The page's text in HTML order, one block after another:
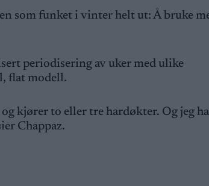
som funket i vinter helt ut: Å bruke
periodisering av uker med ulike
flat modell.
kjører to eller tre hardøkter. Og jeg
Chappaz.